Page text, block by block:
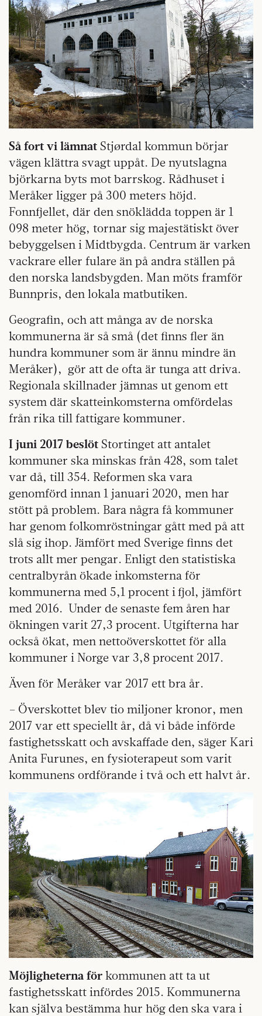
Så fort vi lämnat Stjørdal kommun börjar
vägen klättra svagt uppåt. De nyutslagna
björkarna byts mot barrskog. Rådhuset i
Meråker ligger på 300 meters höjd.
Fonnfjellet, där den snöklädda toppen är 1
098 meter hög, tornar sig majestätiskt över
bebyggelsen i Midtbygda. Centrum är varken
vackrare eller fulare än på andra ställen på
den norska landsbygden. Man möts framför
Bunnpris, den lokala matbutiken.
Geografin, och att många av de norska
kommunerna är så små (det finns fler än
hundra kommuner som är ännu mindre än
Meråker), gör att de ofta är tunga att driva.
Regionala skillnader jämnas ut genom ett
system där skatteinkomsterna omfördelas
från rika till fattigare kommuner.
I juni 2017 beslöt Stortinget att antalet
kommuner ska minskas från 428, som talet
var då, till 354. Reformen ska vara
genomförd innan 1 januari 2020, men har
stött på problem. Bara några få kommuner
har genom folkomröstningar gått med på att
slå sig ihop. Jämfört med Sverige finns det
trots allt mer pengar. Enligt den statistiska
centralbyrån ökade inkomsterna för
kommunerna med 5,1 procent i fjol, jämfört
med 2016. Under de senaste fem åren har
ökningen varit 27,3 procent. Utgifterna har
också ökat, men nettoöverskottet för alla
kommuner i Norge var 3,8 procent 2017.
Även för Meråker var 2017 ett bra år.
– Överskottet blev tio miljoner kronor, men
2017 var ett speciellt år, då vi både införde
fastighetsskatt och avskaffade den, säger Kari
Anita Furunes, en fysioterapeut som varit
kommunens ordförande i två och ett halvt år.
Möjligheterna för kommunen att ta ut
fastighetsskatt infördes 2015. Kommunerna
kan själva bestämma hur hög den ska vara i